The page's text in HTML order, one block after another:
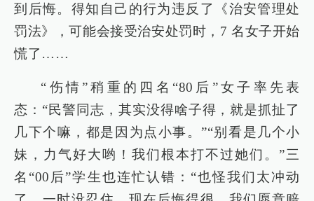
到后悔。得知自己的行为违反了《治安管理处
罚法》，可能会接受治安处罚时，7 名女子开始
慌了……
“伤情”稍重的四名“80后”女子率先表
态：“民警同志，其实没得啥子得，就是抓扯了
几下个嘛，都是因为点小事。”“别看是几个小
妹，力气好大哟！我们根本打不过她们。”三
名“00后”学生也连忙认错：“也怪我们太冲动